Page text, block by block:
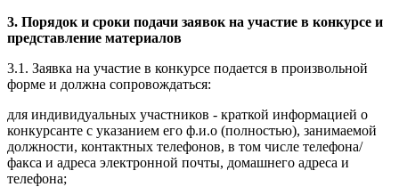
3. Порядок и сроки подачи заявок на участие в конкурсе и
представление материалов
3.1. Заявка на участие в конкурсе подается в произвольной
форме и должна сопровождаться:
для индивидуальных участников - краткой информацией о
конкурсанте с указанием его ф.и.о (полностью), занимаемой
должности, контактных телефонов, в том числе телефона/
факса и адреса электронной почты, домашнего адреса и
телефона;